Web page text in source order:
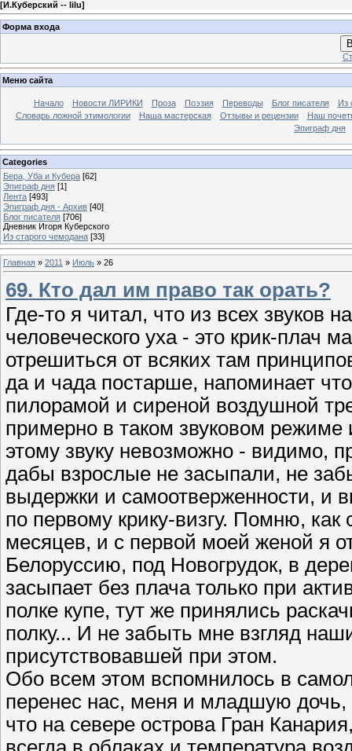
[И.Куберский -- lilu]
Форма входа
Меню сайта
Начало Новости ЛИРИКИ Проза Поэзия Переводы Блог писателя
Из
Словарь ложной этимологии
Наша мастерская Отзывы и рецензии
Наш
Эпиграф дня
Categories
Бера, Уба и Кубера [62]
Эпиграф дня [1]
Лента [493]
Эпиграф дня - Архив [40]
Блог писателя [706]
Дневник Игоря Куберского
Из старого чемодана [33]
Главная » 2011 » Июль » 26
69. Кто дал им право так орать?
Где-то я читал, что из всех звуков
человеческого уха - это крик-плач
отрешиться от всяких там
да и чада постарше, напоминает
пилорамой и сиреной воздушной
примерно в таком звуковом режиме
этому звуку невозможно - видимо,
дабы взрослые не засыпали, не
выдержки и самоотверженности, и
по первому крику-визгу. Помню,
месяцев, и с первой моей женой я
Белоруссию, под Новогрудок, в
засыпает без плача только при
полке купе, тут же принялись
полку... И не забыть мне взгляд
присутствовавшей при этом.
Обо всем этом вспомнилось в
перенес нас, меня и младшую
что на севере острова Гран